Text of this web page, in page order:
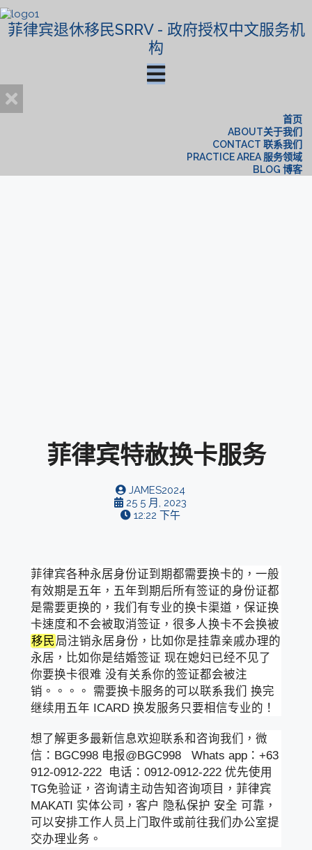
菲律宾退休移民SRRV - 政府授权中文服务机
构
首页
ABOUT关于我们
CONTACT 联系我们
PRACTICE AREA 服务领域
BLOG 博客
菲律宾特赦换卡服务
JAMES2024
25 5 月, 2023
12:22 下午
菲律宾各种永居身份证到期都需要换卡的，一般
有效期是五年，五年到期后所有签证的身份证都
是需要更换的，我们有专业的换卡渠道，保证换
卡速度和不会被取消签证，很多人换卡不会换被
移民局注销永居身份，比如你是挂靠亲戚办理的
永居，比如你是结婚签证 现在媳妇已经不见了
你要换卡很难 没有关系你的签证都会被注
销。。。。 需要换卡服务的可以联系我们 换完
继续用五年 ICARD 换发服务只要相信专业的！
想了解更多最新信息欢迎联系和咨询我们，微
信：BGC998 电报@BGC998 Whats app：+63
912-0912-222 电话：0912-0912-222 优先使用
TG免验证，咨询请主动告知咨询项目，菲律宾
MAKATI 实体公司，客户 隐私保护 安全 可靠，
可以安排工作人员上门取件或前往我们办公室提
交办理业务。